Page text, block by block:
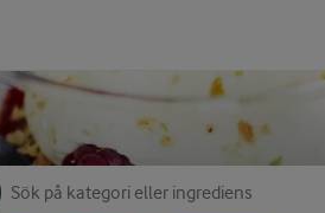
Sök på kategori eller ingrediens